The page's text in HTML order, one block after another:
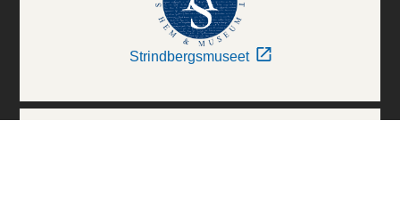
Strindbergsmuseet